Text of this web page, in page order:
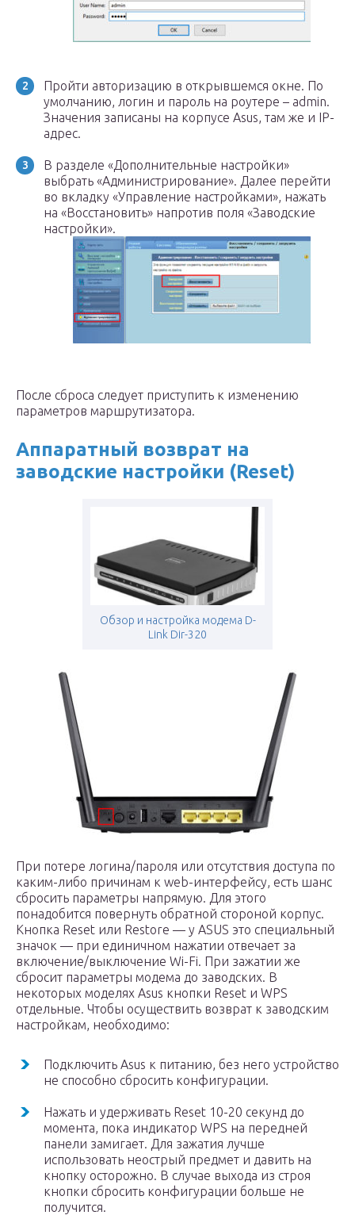
Пройти авторизацию в открывшемся окне. По
умолчанию, логин и пароль на роутере – admin.
Значения записаны на корпусе Asus, там же и IP-
адрес.
В разделе «Дополнительные настройки»
выбрать «Администрирование». Далее перейти
во вкладку «Управление настройками», нажать
на «Восстановить» напротив поля «Заводские
настройки».
После сброса следует приступить к изменению
параметров маршрутизатора.
Аппаратный возврат на
заводские настройки (Reset)
Обзор и настройка модема D-
Link Dir-320
При потере логина/пароля или отсутствия доступа по
каким-либо причинам к web-интерфейсу, есть шанс
сбросить параметры напрямую. Для этого
понадобится повернуть обратной стороной корпус.
Кнопка Reset или Restore — у ASUS это специальный
значок — при единичном нажатии отвечает за
включение/выключение Wi-Fi. При зажатии же
сбросит параметры модема до заводских. В
некоторых моделях Asus кнопки Reset и WPS
отдельные. Чтобы осуществить возврат к заводским
настройкам, необходимо:
Подключить Asus к питанию, без него устройство
не способно сбросить конфигурации.
Нажать и удерживать Reset 10-20 секунд до
момента, пока индикатор WPS на передней
панели замигает. Для зажатия лучше
использовать неострый предмет и давить на
кнопку осторожно. В случае выхода из строя
кнопки сбросить конфигурации больше не
получится.